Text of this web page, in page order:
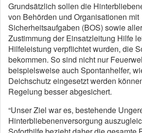
Grundsätzlich sollen die
von Behörden und Organisationen mit
Sicherheitsaufgaben (BOS) sowie
Zustimmung der Einsatzleitung Hilfe
Hilfeleistung verpflichtet wurden, die
bekommen. So sind nicht nur
beispielsweise auch Spontanhelfer,
Deichschutz eingesetzt werden
Regelung besser abgesichert.
“Unser Ziel war es, bestehende
Hinterbliebenenversorgung